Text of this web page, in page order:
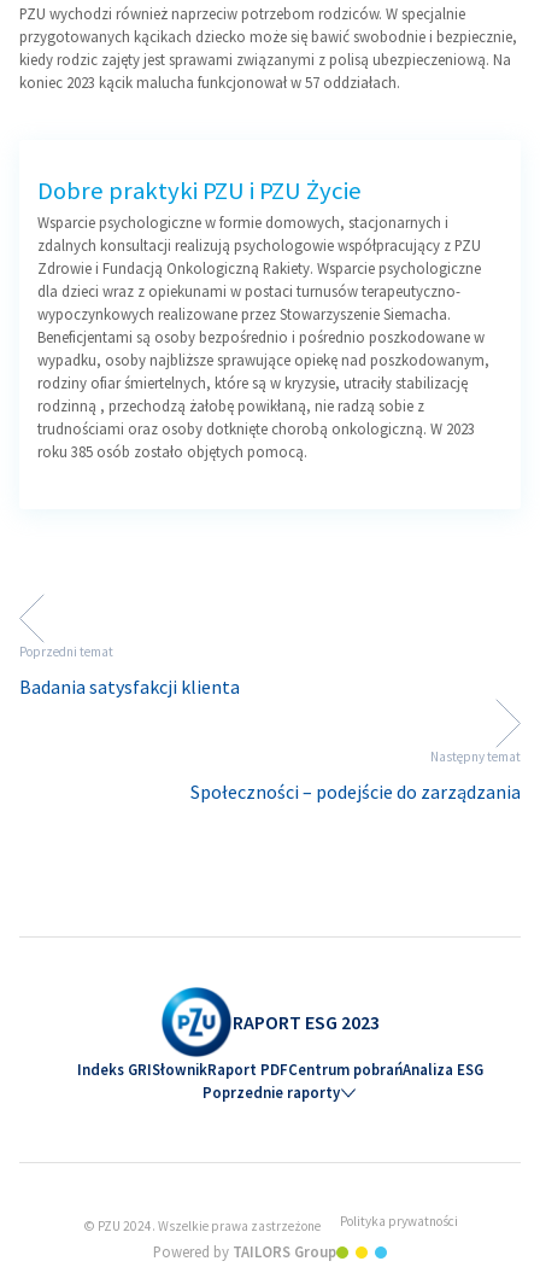
PZU wychodzi również naprzeciw potrzebom rodziców. W specjalnie
przygotowanych kącikach dziecko może się bawić swobodnie i bezpiecznie,
kiedy rodzic zajęty jest sprawami związanymi z polisą ubezpieczeniową. Na
koniec 2023 kącik malucha funkcjonował w 57 oddziałach.
Dobre praktyki PZU i PZU Życie
Wsparcie psychologiczne w formie domowych, stacjonarnych i
zdalnych konsultacji realizują psychologowie współpracujący z PZU
Zdrowie i Fundacją Onkologiczną Rakiety. Wsparcie psychologiczne
dla dzieci wraz z opiekunami w postaci turnusów terapeutyczno-
wypoczynkowych realizowane przez Stowarzyszenie Siemacha.
Beneficjentami są osoby bezpośrednio i pośrednio poszkodowane w
wypadku, osoby najbliższe sprawujące opiekę nad poszkodowanym,
rodziny ofiar śmiertelnych, które są w kryzysie, utraciły stabilizację
rodzinną , przechodzą żałobę powikłaną, nie radzą sobie z
trudnościami oraz osoby dotknięte chorobą onkologiczną. W 2023
roku 385 osób zostało objętych pomocą.
Poprzedni temat
Badania satysfakcji klienta
Następny temat
Społeczności – podejście do zarządzania
RAPORT ESG 2023
Indeks GRISłownikRaport PDFCentrum pobrańAnaliza ESG
Poprzednie raporty
© PZU 2024. Wszelkie prawa zastrzeżone Polityka prywatności
Powered by TAILORS Group